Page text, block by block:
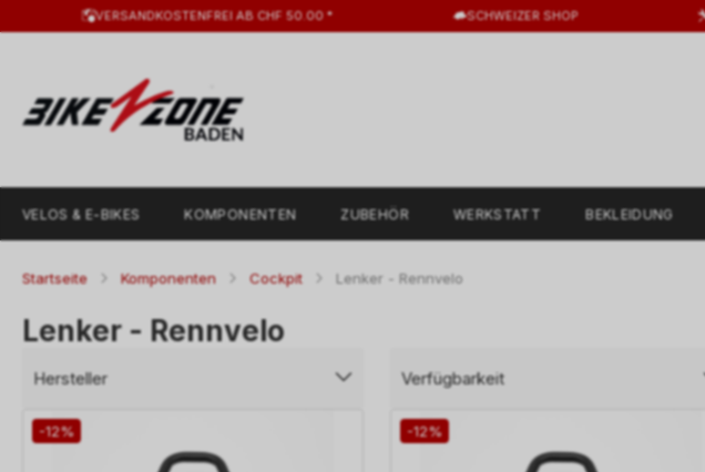
VERSANDKOSTENFREI AB CHF 50.00 * SCHWEIZER SHOP
VELOS & E-BIKES KOMPONENTEN ZUBEHÖR WERKSTATT BEKLEIDUNG
Startseite Komponenten Cockpit Lenker - Rennvelo
Lenker - Rennvelo
Hersteller Verfügbarkeit
-12% -12%